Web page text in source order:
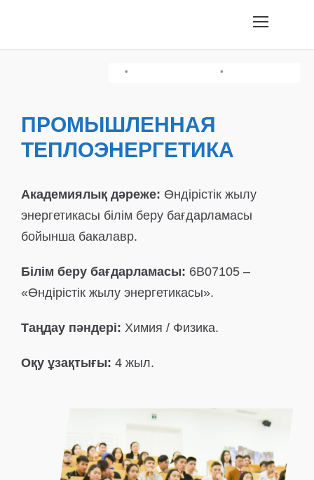
ПРОМЫШЛЕННАЯ
ТЕПЛОЭНЕРГЕТИКА
Академиялық дәреже: Өндірістік жылу
энергетикасы білім беру бағдарламасы
бойынша бакалавр.
Білім беру бағдарламасы: 6B07105 –
«Өндірістік жылу энергетикасы».
Таңдау пәндері: Химия / Физика.
Оқу ұзақтығы: 4 жыл.
Шығармашылық Емтихан
• Оқу Сауаттылығы/Қазақстан Тарихы
•